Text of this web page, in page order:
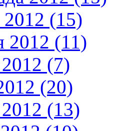
(15)
2012 (11)
(7)
(20)
(13)